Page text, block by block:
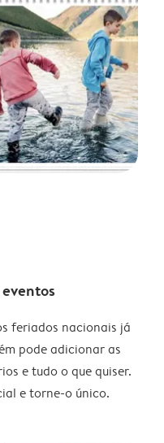
feriados nacionais já
pode adicionar as
e tudo o que quiser.
e torne-o único.